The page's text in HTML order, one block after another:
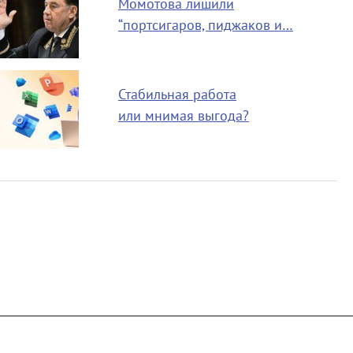
Момотова лишили
“портсигаров, пиджаков и…
Стабильная работа
или мнимая выгода?